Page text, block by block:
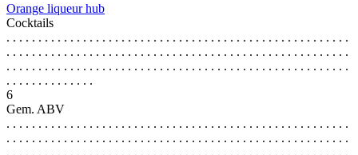
Orange liqueur hub
Cocktails
. . . . . . . . . . . . . . . . . . . . . . . . . . . . . . . . . . . . . . . . . . . . . . . . . . . . . .
. . . . . . . . . . . . . . . . . . . . . . . . . . . . . . . . . . . . . . . . . . . . . . . . . . . . . .
. . . . . . . . . . . . . . . . . . . . . . . . . . . . . . . . . . . . . . . . . . . . . . . . . . . . . .
. . . . . . . . . . . . . .
6
Gem. ABV
. . . . . . . . . . . . . . . . . . . . . . . . . . . . . . . . . . . . . . . . . . . . . . . . . . . . . .
. . . . . . . . . . . . . . . . . . . . . . . . . . . . . . . . . . . . . . . . . . . . . . . . . . . . . .
. . . . . . . . . . . . . . . . . . . . . . . . . . . . . . . . . . . . . . . . . . . . . . . . . . . . . .